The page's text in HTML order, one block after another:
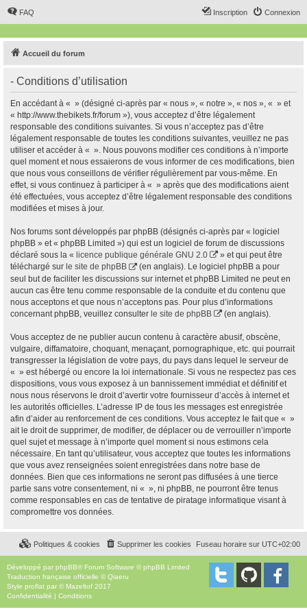
FAQ Connexion
Inscription
Accueil du forum
- Conditions d’utilisation
En accédant à « » (désigné ci-après par « nous », « notre », « nos », « » et
« http://www.thebikets.fr/forum »), vous acceptez d’être légalement
responsable des conditions suivantes. Si vous n’acceptez pas d’être
légalement responsable de toutes les conditions suivantes, veuillez ne pas
utiliser et accéder à « ». Nous pouvons modifier ces conditions à n’importe
quel moment et nous essaierons de vous informer de ces modifications, bien
que nous vous conseillons de vérifier régulièrement par vous-même. En
effet, si vous continuez à participer à « » après que des modifications aient
été effectuées, vous acceptez d’être légalement responsable des conditions
modifiées et mises à jour.
Nos forums sont développés par phpBB (désignés ci-après par « logiciel
phpBB » et « phpBB Limited ») qui est un logiciel de forum de discussions
déclaré sous la « licence publique générale GNU 2.0
» et qui peut être
téléchargé sur le site de phpBB
(en anglais). Le logiciel phpBB a pour
seul but de faciliter les discussions sur internet et phpBB Limited ne peut en
aucun cas être tenu comme responsable de la conduite et du contenu que
nous acceptons et que nous n’acceptons pas. Pour plus d’informations
concernant phpBB, veuillez consulter le site de phpBB (en anglais).
Vous acceptez de ne publier aucun contenu à caractère abusif, obscène,
vulgaire, diffamatoire, choquant, menaçant, pornographique, etc. qui pourrait
transgresser la législation de votre pays, du pays dans lequel le serveur de
« » est hébergé ou encore la loi internationale. Si vous ne respectez pas ces
dispositions, vous vous exposez à un bannissement immédiat et définitif et
nous nous réservons le droit d’avertir votre fournisseur d’accès à internet et
les autorités officielles. L’adresse IP de tous les messages est enregistrée
afin d’aider au renforcement de ces conditions. Vous acceptez le fait que « »
ait le droit de supprimer, de modifier, de déplacer ou de verrouiller n’importe
quel sujet et message à n’importe quel moment si nous estimons cela
nécessaire. En tant qu’utilisateur, vous acceptez que toutes les informations
que vous avez renseignées soient enregistrées dans notre base de
données. Bien que ces informations ne seront pas diffusées à une tierce
partie sans votre consentement, ni « », ni phpBB, ne pourront être tenus
comme responsables en cas de tentative de piratage informatique visant à
compromettre vos données.
Fuseau horaire sur UTC+02:00
Supprimer les cookies
Politiques & cookies
Développé par phpBB® Forum Software © phpBB Limited
Traduction française officielle ©Qiaeru
Style proflat par © Mazeltof 2017
Confidentialité | Conditions